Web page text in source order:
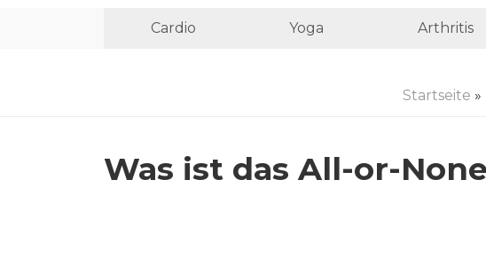
Cardio Yoga Arthritis
Startseite »
Was ist das All-or-